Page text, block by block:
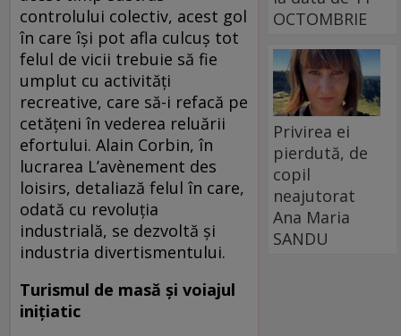
controlului colectiv, acest gol
în care îşi pot afla culcuş tot
felul de vicii trebuie să fie
umplut cu activităţi
recreative, care să-i refacă pe
cetăţeni în vederea reluării
efortului. Alain Corbin, în
lucrarea L’avènement des
loisirs, detaliază felul în care,
odată cu revoluţia
industrială, se dezvoltă şi
industria divertismentului.
Turismul de masă şi voiajul
iniţiatic
OCTOMBRIE
Privirea ei
pierdută, de
copil
neajutorat
Ana Maria
SANDU